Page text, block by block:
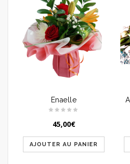
Enaelle
45,00€
AJOUTER AU PANIER